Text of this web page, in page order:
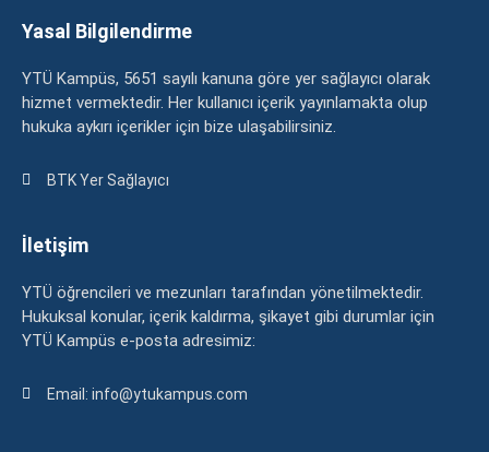
Yasal Bilgilendirme
YTÜ Kampüs, 5651 sayılı kanuna göre yer sağlayıcı olarak
hizmet vermektedir. Her kullanıcı içerik yayınlamakta olup
hukuka aykırı içerikler için bize ulaşabilirsiniz.
BTK Yer Sağlayıcı
İletişim
YTÜ öğrencileri ve mezunları tarafından yönetilmektedir.
Hukuksal konular, içerik kaldırma, şikayet gibi durumlar için
YTÜ Kampüs e-posta adresimiz:
Email: info@ytukampus.com